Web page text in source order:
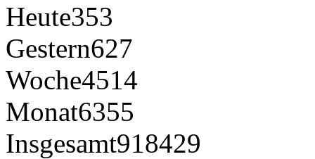
Heute353
Gestern627
Woche4514
Monat6355
Insgesamt918429